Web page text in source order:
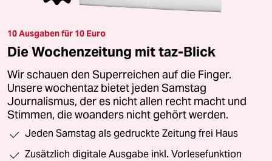
10 Ausgaben für 10 Euro
Die Wochenzeitung mit taz-Blick
Wir schauen den Superreichen auf die Finger.
Unsere wochentaz bietet jeden Samstag
Journalismus, der es nicht allen recht macht und
Stimmen, die woanders nicht gehört werden.
Jeden Samstag als gedruckte Zeitung frei Haus
Zusätzlich digitale Ausgabe inkl. Vorlesefunktion